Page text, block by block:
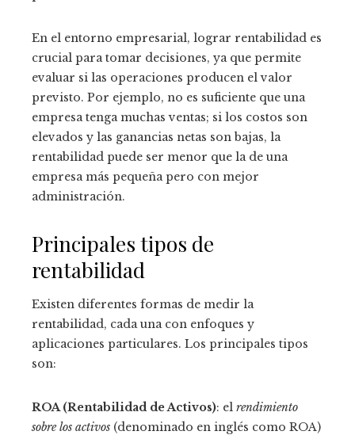
En el entorno empresarial, lograr rentabilidad es
crucial para tomar decisiones, ya que permite
evaluar si las operaciones producen el valor
previsto. Por ejemplo, no es suficiente que una
empresa tenga muchas ventas; si los costos son
elevados y las ganancias netas son bajas, la
rentabilidad puede ser menor que la de una
empresa más pequeña pero con mejor
administración.
Principales tipos de
rentabilidad
Existen diferentes formas de medir la
rentabilidad, cada una con enfoques y
aplicaciones particulares. Los principales tipos
son:
ROA (Rentabilidad de Activos): el rendimiento
sobre los activos (denominado en inglés como ROA)